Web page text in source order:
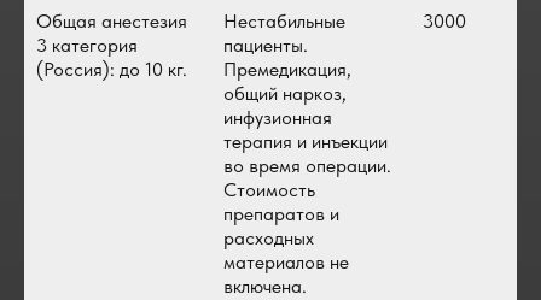
Общая анестезия
3 категория
(Россия): до 10 кг.
Нестабильные
пациенты.
Премедикация,
общий наркоз,
инфузионная
терапия и инъекции
во время операции.
Стоимость
препаратов и
расходных
материалов не
включена.
3000